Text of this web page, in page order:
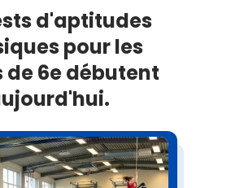
d'aptitudes
pour les
de 6e débutent